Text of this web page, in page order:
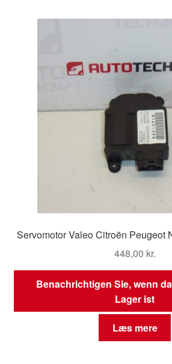
Servomotor Valeo Citroën Peugeot
448,00 kr.
Benachrichtigen Sie, wenn
Lager ist
Læs mere